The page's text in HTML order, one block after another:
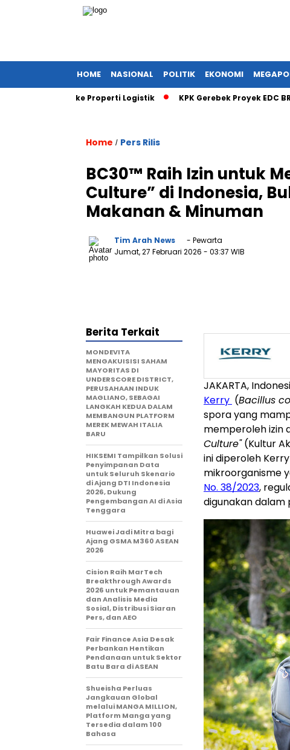
HOME NASIONAL POLITIK EKONOMI
ke Properti Logistik KPK Gerebek Proyek EDC BRI,
Home / Pers Rilis
BC30™ Raih Izin untuk
Culture” di Indonesia,
Makanan & Minuman
Tim Arah News
- Pewarta
Jumat, 27 Februari 2026 - 03:37 WIB
JAKARTA,
Kerry (Bacillus
spora yang
memperoleh izin
Culture"(Kultur
ini diperoleh
mikroorganisme
No. 38/2023,
digunakan dalam
Berita Terkait
MONDEVITA
MENGAKUISISI SAHAM
MAYORITAS DI
UNDERSCORE DISTRICT,
PERUSAHAAN INDUK
MAGLIANO, SEBAGAI
LANGKAH KEDUA DALAM
MEMBANGUN PLATFORM
MEREK MEWAH ITALIA
BARU
HIKSEMI Tampilkan Solusi
Penyimpanan Data
untuk Seluruh Skenario
di Ajang DTI Indonesia
2026, Dukung
Pengembangan AI di Asia
Tenggara
Huawei Jadi Mitra bagi
Ajang GSMA M360 ASEAN
2026
Cision Raih MarTech
Breakthrough Awards
2026 untuk Pemantauan
dan Analisis Media
Sosial, Distribusi Siaran
Pers, dan AEO
Fair Finance Asia Desak
Perbankan Hentikan
Pendanaan untuk Sektor
Batu Bara di ASEAN
Shueisha Perluas
Jangkauan Global
melalui MANGA MILLION,
Platform Manga yang
Tersedia dalam 100
Bahasa